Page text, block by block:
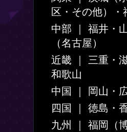
区・その他）・
中部 ｜ 福井・
（名古屋）
近畿 ｜ 三重・
和歌山
中国 ｜ 岡山・
四国 ｜ 徳島・
九州 ｜ 福岡（